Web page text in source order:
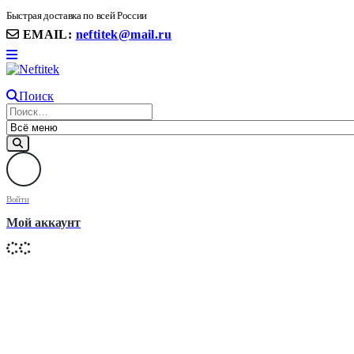
Быстрая доставка по всей России
EMAIL: neftitek@mail.ru
Поиск
Войти
Мой аккаунт
8(906) 399 11 22 | 8(905)367-58-58